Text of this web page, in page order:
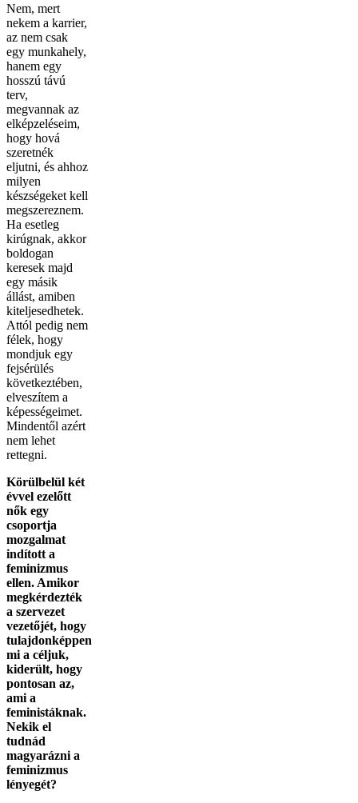
Nem, mert
nekem a karrier,
az nem csak
egy munkahely,
hanem egy
hosszú távú
terv,
megvannak az
elképzeléseim,
hogy hová
szeretnék
eljutni, és ahhoz
milyen
készségeket kell
megszereznem.
Ha esetleg
kirúgnak, akkor
boldogan
keresek majd
egy másik
állást, amiben
kiteljesedhetek.
Attól pedig nem
félek, hogy
mondjuk egy
fejsérülés
következtében,
elveszítem a
képességeimet.
Mindentől azért
nem lehet
rettegni.
Körülbelül két
évvel ezelőtt
nők egy
csoportja
mozgalmat
indított a
feminizmus
ellen. Amikor
megkérdezték
a szervezet
vezetőjét, hogy
tulajdonképpen
mi a céljuk,
kiderült, hogy
pontosan az,
ami a
feministáknak.
Nekik el
tudnád
magyarázni a
feminizmus
lényegét?